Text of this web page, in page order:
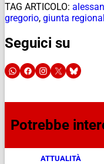
TAG ARTICOLO:
gregorio, giunta
Seguici su
Potrebbe
ATTUALITÀ